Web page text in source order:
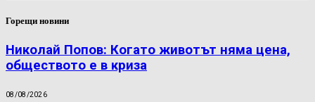
Горещи новини
Николай Попов: Когато животът няма цена,
обществото е в криза
08/08/2026